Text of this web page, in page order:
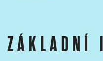
ZÁKLADNÍ